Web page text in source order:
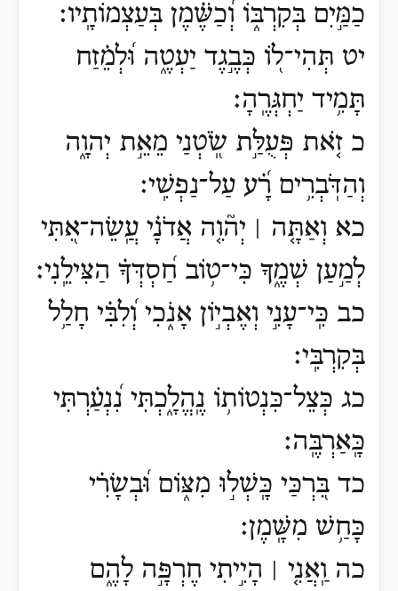
כַמַּ֣יִם בְּקִרְבּ֑וֹ וְ֝כַשֶּׁ֗מֶן בְּעַצְמוֹתָֽיו׃
יט תְּהִי־ל֭וֹ כְּבֶ֣גֶד יַעְטֶ֑ה וּ֝לְמֵ֗זַח
תָּמִ֥יד יַחְגְּרֶֽהָ׃
כ זֹ֤את פְּעֻלַּ֣ת שֹֽׂ֭טְנַי מֵאֵ֣ת יְהוָ֑ה
וְהַדֹּֽבְרִ֥ים רָ֗֝ע עַל־נַפְשִֽׁי׃
כא וְאַתָּ֤ה ׀ יְה֘וִ֤ה אֲדֹנָ֗י עֲֽשֵׂה־אִ֭תִּי
לְמַ֣עַן שְׁמֶ֑ךָ כִּי־ט֥וֹב חַ֝סְדְּךָ֗ הַצִּילֵֽנִי׃
כב כִּֽי־עָנִ֣י וְאֶבְי֣וֹן אָנֹ֑כִי וְ֝לִבִּ֗י חָלַ֥ל
בְּקִרְבִּֽי׃
כג כְּצֵל־כִּנְטוֹת֥וֹ נֶֽהֱלָ֑כְתִּי נִ֝נְעַ֗רְתִּי
כָּֽאַרְבֶּֽה׃
כד בִּ֭רְכַּי כָּֽשְׁל֣וּ מִצּ֑וֹם וּ֝בְשָׂרִ֗י
כָּחַ֥שׁ מִשָּֽׁמֶן׃
כה וַֽאֲנִ֤י ׀ הָיִ֣יתִי חֶרְפָּ֣ה לָהֶ֑ם